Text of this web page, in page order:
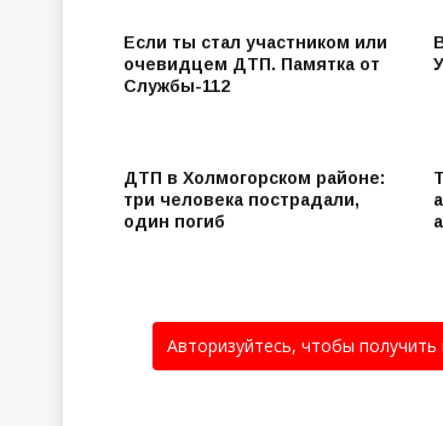
Если ты стал участником или
очевидцем ДТП. Памятка от
Службы-112
ДТП в Холмогорском районе:
три человека пострадали,
один погиб
Авторизуйтесь, чтобы